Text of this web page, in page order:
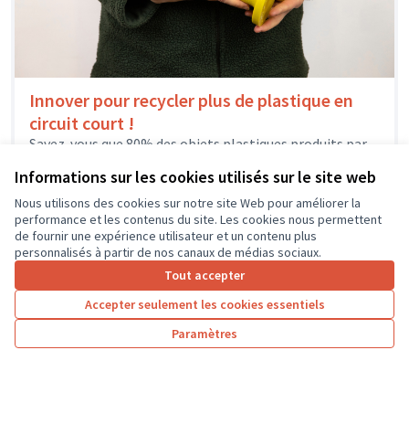
Informations sur les cookies utilisés sur le site web
Nous utilisons des cookies sur notre site Web pour améliorer la
performance et les contenus du site. Les cookies nous permettent
de fournir une expérience utilisateur et un contenu plus
personnalisés à partir de nos canaux de médias sociaux.
Tout accepter
Accepter seulement les cookies essentiels
Paramètres
Innover pour recycler plus de plastique en
circuit court !
Savez-vous que 80% des objets plastiques produits par
matériau met...
Environnement et cadre de vie Mettray
Résultats par page : 25
1 2 3 4